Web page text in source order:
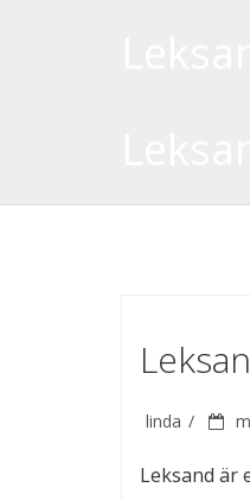
linda
Leksand är